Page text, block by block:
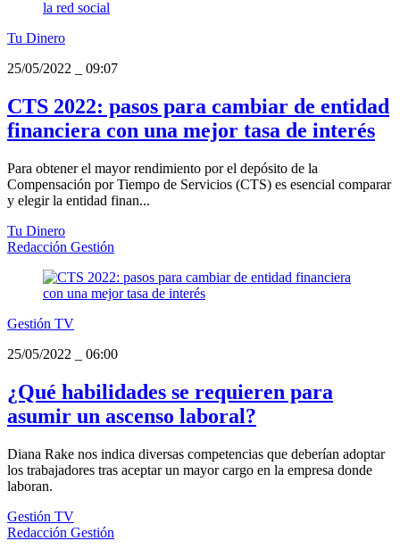
Tu Dinero
25/05/2022
09:07
CTS 2022: pasos para cambiar de entidad
financiera con una mejor tasa de interés
Para obtener el mayor rendimiento por el depósito de la
Compensación por Tiempo de Servicios (CTS) es esencial comparar
y elegir la entidad finan...
Tu Dinero
Redacción Gestión
Gestión TV
25/05/2022
06:00
¿Qué habilidades se requieren para
asumir un ascenso laboral?
Diana Rake nos indica diversas competencias que deberían adoptar
los trabajadores tras aceptar un mayor cargo en la empresa donde
laboran.
Gestión TV
Redacción Gestión